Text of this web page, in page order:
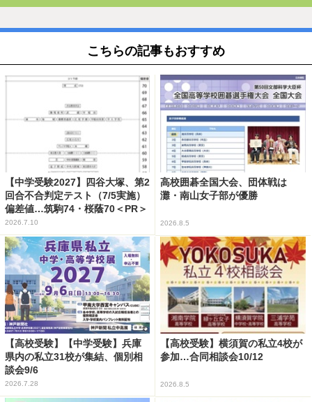
こちらの記事もおすすめ
【中学受験2027】四谷大塚、第2
回合不合判定テスト（7/5実施）
偏差値…筑駒74・桜蔭70＜PR＞
2026.7.10
高校囲碁全国大会、団体戦は
灘・南山女子部が優勝
2026.8.5
【高校受験】【中学受験】兵庫
県内の私立31校が集結、個別相
談会9/6
2026.7.28
【高校受験】横須賀の私立4校が
参加…合同相談会10/12
2026.8.5